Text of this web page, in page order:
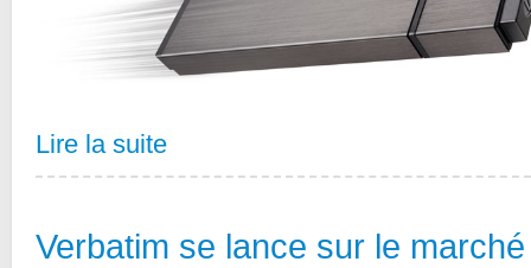
Lire la suite
Verbatim se lance sur le